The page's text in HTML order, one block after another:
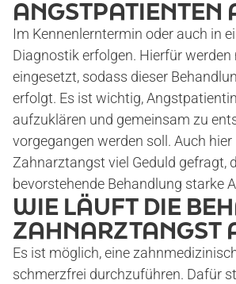
DR.
ANGSTPATIENTEN
Im Kennenlerntermin oder auch in
Diagnostik erfolgen. Hierfür
eingesetzt, sodass dieser
erfolgt. Es ist wichtig,
aufzuklären und gemeinsam zu
vorgegangen werden soll. Auch
Zahnarztangst viel Geduld gefragt,
bevorstehende Behandlung starke
WIE LÄUFT DIE
ZAHNARZTANGST
Es ist möglich, eine
schmerzfrei durchzuführen. Dafür